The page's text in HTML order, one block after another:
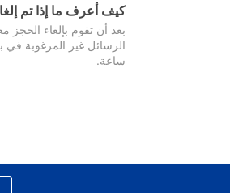
كيف أعرف ما إذا تم
بعد أن تقوم بإلغاء
ساعة.